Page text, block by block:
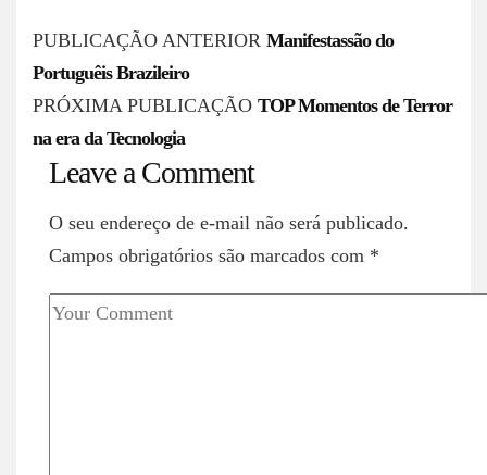
P
o
s
t
PUBLICAÇÃO ANTERIOR Manifestassão do
Portuguêis Brazileiro
PRÓXIMA PUBLICAÇÃO TOP Momentos de Terror
na era da Tecnologia
Leave a Comment
O seu endereço de e-mail não será publicado.
Campos obrigatórios são marcados com *